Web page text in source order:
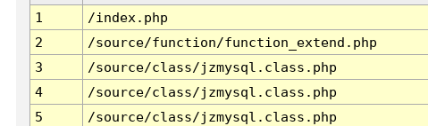
1
/index.php
2
/source/function/function_extend.php
3
/source/class/jzmysql.class.php
4
/source/class/jzmysql.class.php
5
/source/class/jzmysql.class.php